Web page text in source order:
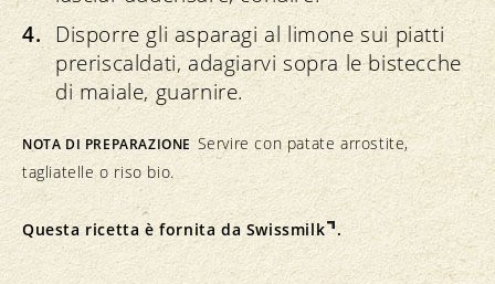
Disporre gli asparagi al limone sui piatti
preriscaldati, adagiarvi sopra le bistecche
di maiale, guarnire.
NOTA DI PREPARAZIONE Servire con patate arrostite,
tagliatelle o riso bio.
Questa ricetta è fornita da Swissmilk .